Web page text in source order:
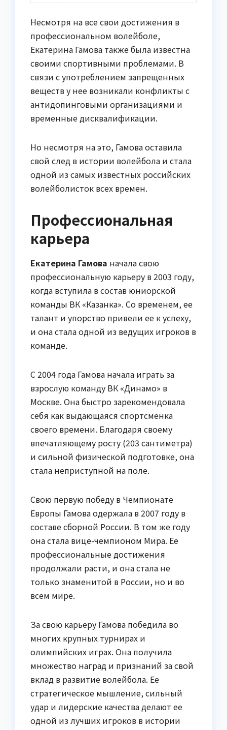
Несмотря на все свои достижения в
профессиональном волейболе,
Екатерина Гамова также была известна
своими спортивными проблемами. В
связи с употреблением запрещенных
веществ у нее возникали конфликты с
антидопинговыми организациями и
временные дисквалификации.
Но несмотря на это, Гамова оставила
свой след в истории волейбола и стала
одной из самых известных российских
волейболисток всех времен.
Профессиональная
карьера
Екатерина Гамова начала свою
профессиональную карьеру в 2003 году,
когда вступила в состав юниорской
команды ВК «Казанка». Со временем, ее
талант и упорство привели ее к успеху,
и она стала одной из ведущих игроков в
команде.
С 2004 года Гамова начала играть за
взрослую команду ВК «Динамо» в
Москве. Она быстро зарекомендовала
себя как выдающаяся спортсменка
своего времени. Благодаря своему
впечатляющему росту (203 сантиметра)
и сильной физической подготовке, она
стала неприступной на поле.
Свою первую победу в Чемпионате
Европы Гамова одержала в 2007 году в
составе сборной России. В том же году
она стала вице-чемпионом Мира. Ее
профессиональные достижения
продолжали расти, и она стала не
только знаменитой в России, но и во
всем мире.
За свою карьеру Гамова победила во
многих крупных турнирах и
олимпийских играх. Она получила
множество наград и признаний за свой
вклад в развитие волейбола. Ее
стратегическое мышление, сильный
удар и лидерские качества делают ее
одной из лучших игроков в истории